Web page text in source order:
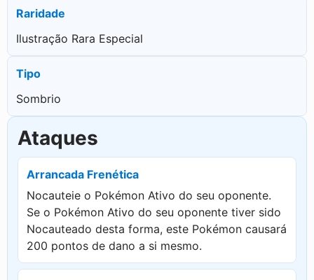
Raridade
Ilustração Rara Especial
Tipo
Sombrio
Ataques
Arrancada Frenética
Nocauteie o Pokémon Ativo do seu oponente.
Se o Pokémon Ativo do seu oponente tiver sido
Nocauteado desta forma, este Pokémon causará
200 pontos de dano a si mesmo.